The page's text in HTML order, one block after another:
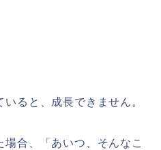
ると、成長できません。
合、「あいつ、そんなこ